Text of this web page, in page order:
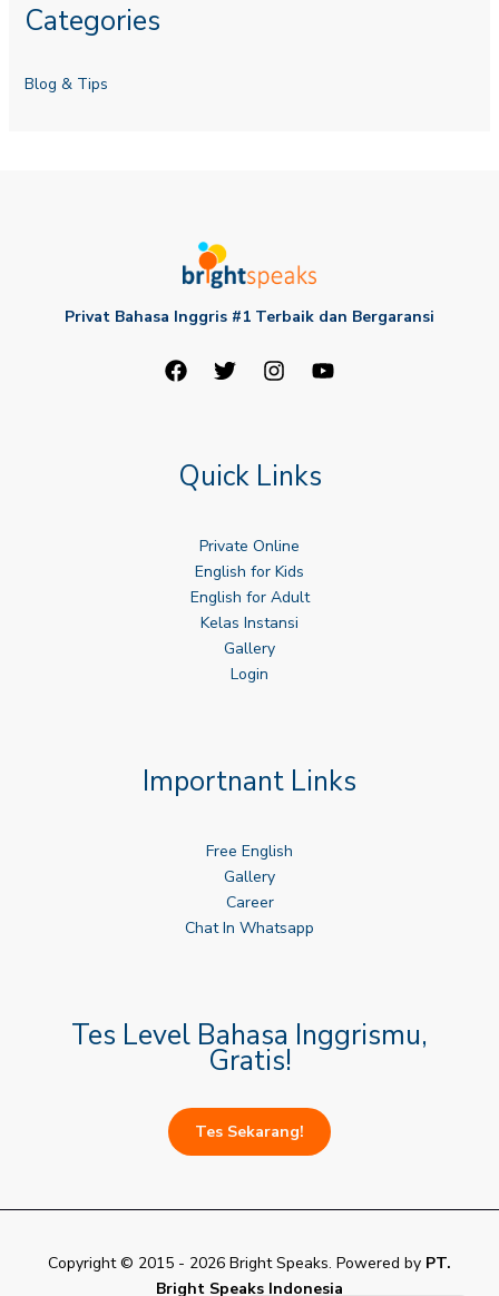
Categories
Blog & Tips
Privat Bahasa Inggris #1 Terbaik dan Bergaransi
Quick Links
Private Online
English for Kids
English for Adult
Kelas Instansi
Gallery
Login
Importnant Links
Free English
Gallery
Career
Chat In Whatsapp
Tes Level Bahasa Inggrismu,
Gratis!
Tes Sekarang!
Copyright © 2015 - 2026 Bright Speaks. Powered by PT.
Bright Speaks Indonesia